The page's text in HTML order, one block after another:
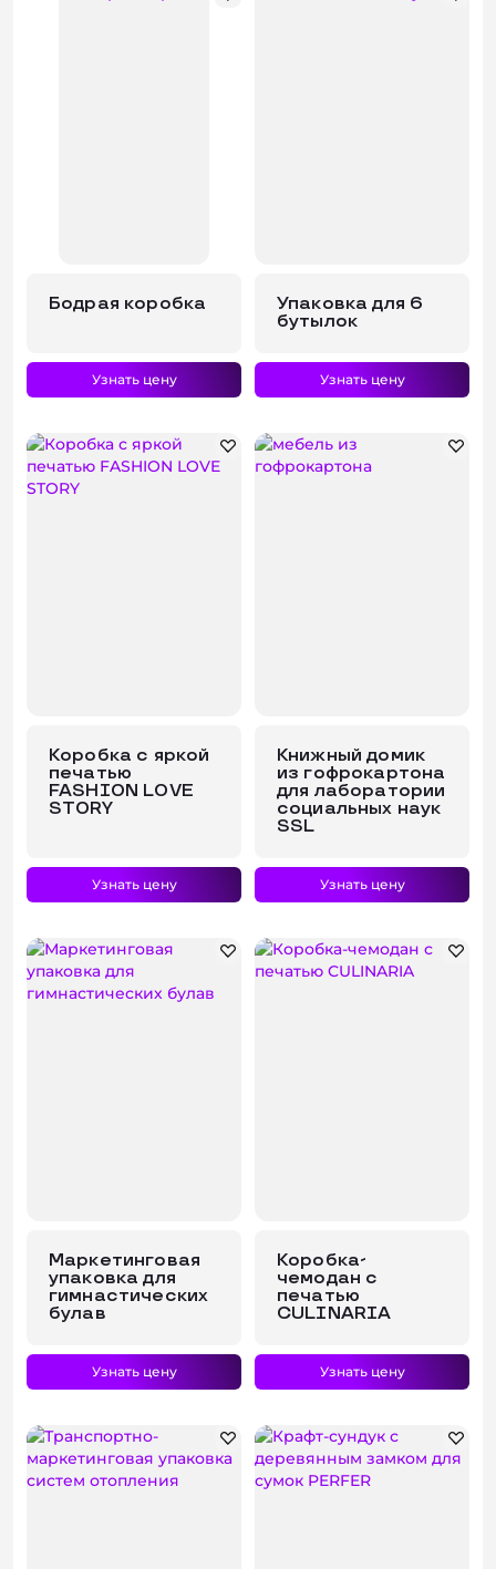
Бодрая коробка
Узнать цену
Упаковка для 6
бутылок
Узнать цену
Коробка с яркой
печатью
FASHION LOVE
STORY
Узнать цену
Книжный домик
из гофрокартона
для лаборатории
социальных наук
SSL
Узнать цену
Маркетинговая
упаковка для
гимнастических
булав
Узнать цену
Коробка-
чемодан с
печатью
CULINARIA
Узнать цену